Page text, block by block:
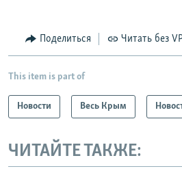
Поделиться Читать без
This item is part of
Новости Весь Крым
ЧИТАЙТЕ ТАКЖЕ: